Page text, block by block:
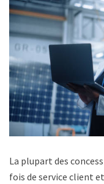
La plupart des
fois de service client